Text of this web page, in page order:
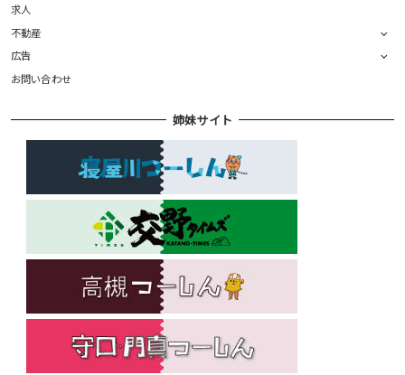
求人
不動産
広告
お問い合わせ
姉妹サイト